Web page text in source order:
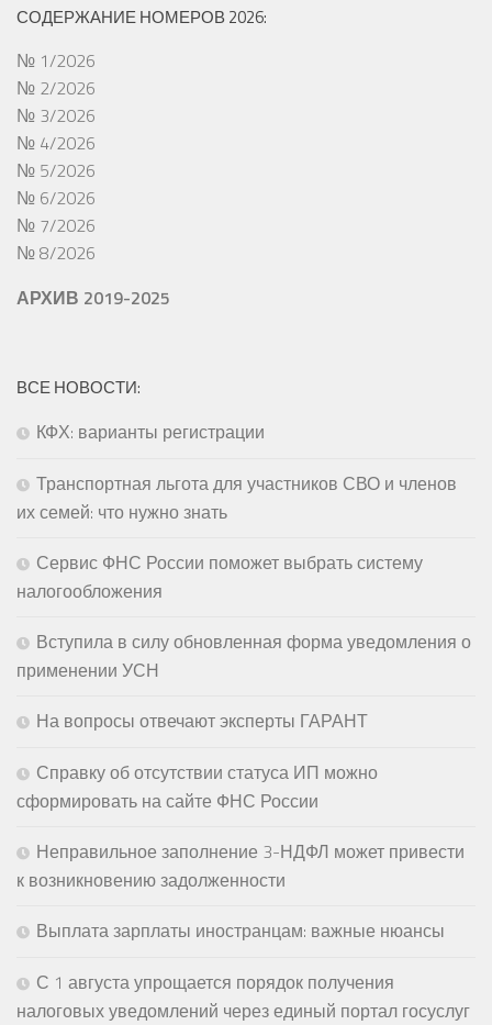
СОДЕРЖАНИЕ НОМЕРОВ 2026:
№ 1/2026
№ 2/2026
№ 3/2026
№ 4/2026
№ 5/2026
№ 6/2026
№ 7/2026
№ 8/2026
АРХИВ 2019-2025
ВСЕ НОВОСТИ:
КФХ: варианты регистрации
Транспортная льгота для участников СВО и членов
их семей: что нужно знать
Сервис ФНС России поможет выбрать систему
налогообложения
Вступила в силу обновленная форма уведомления о
применении УСН
На вопросы отвечают эксперты ГАРАНТ
Справку об отсутствии статуса ИП можно
сформировать на сайте ФНС России
Неправильное заполнение 3-НДФЛ может привести
к возникновению задолженности
Выплата зарплаты иностранцам: важные нюансы
С 1 августа упрощается порядок получения
налоговых уведомлений через единый портал госуслуг